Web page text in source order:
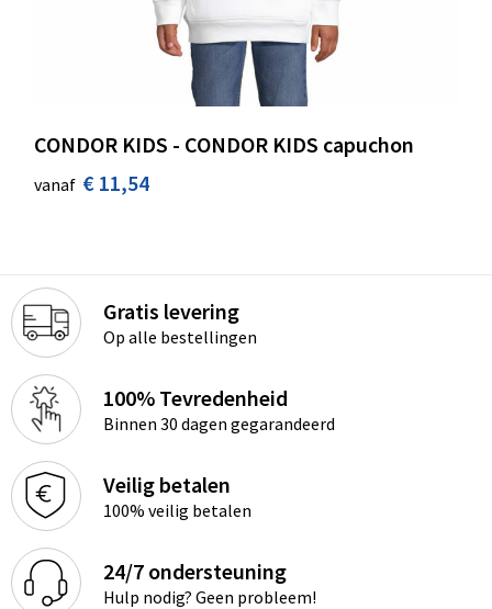
CONDOR KIDS - CONDOR KIDS capuchon
vanaf € 11,54
Gratis levering
Op alle bestellingen
100% Tevredenheid
Binnen 30 dagen gegarandeerd
Veilig betalen
100% veilig betalen
24/7 ondersteuning
Hulp nodig? Geen probleem!